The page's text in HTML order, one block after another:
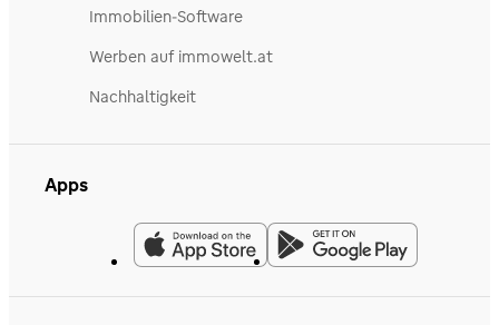
Immobilien-Software
Werben auf immowelt.at
Nachhaltigkeit
Apps